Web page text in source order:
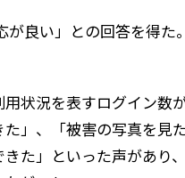
良い」との回答を得た
状況を表すログイン数
」、「被害の写真を見
た」といった声があり